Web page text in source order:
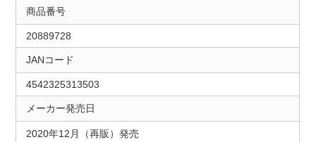
商品番号
20889728
JANコード
4542325313503
メーカー発売日
2020年12月（再販）発売